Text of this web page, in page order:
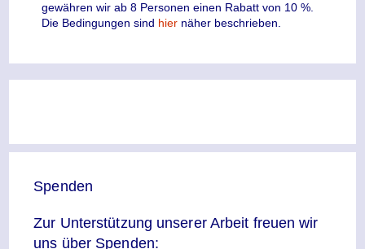
gewähren wir ab 8 Personen einen Rabatt von 10 %.
Die Bedingungen sind hier näher beschrieben.
Spenden
Zur Unterstützung unserer Arbeit freuen wir
uns über Spenden: